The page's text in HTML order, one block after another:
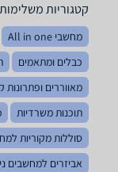
קטגוריות משלימות
מחשבי All in one
כבלים ומתאמים
מאווררים ופתרונות
תוכנות משרדיות
סוללות מקוריות
אביזרים למחשבים